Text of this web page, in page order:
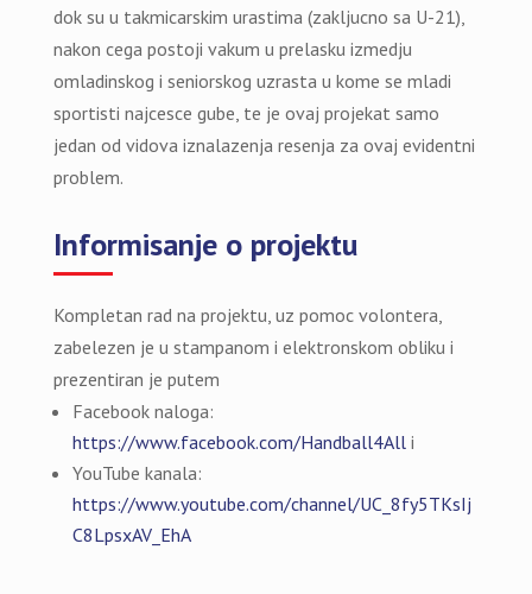
dok su u takmicarskim urastima (zakljucno sa U-21),
nakon cega postoji vakum u prelasku izmedju
omladinskog i seniorskog uzrasta u kome se mladi
sportisti najcesce gube, te je ovaj projekat samo
jedan od vidova iznalazenja resenja za ovaj evidentni
problem.
Informisanje o projektu
Kompletan rad na projektu, uz pomoc volontera,
zabelezen je u stampanom i elektronskom obliku i
prezentiran je putem
Facebook naloga:
https://www.facebook.com/Handball4Alli
YouTube kanala:
https://www.youtube.com/channel/UC_8fy5TKsIj
C8LpsxAV_EhA